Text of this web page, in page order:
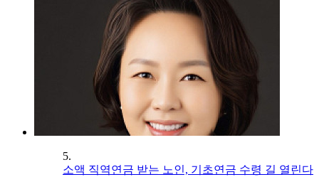
5.
소액 직역연금 받는 노인, 기초연금 수령 길 열린다